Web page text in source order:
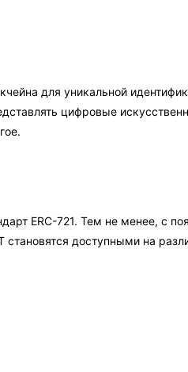
для уникальной
цифровые
ERC-721. Тем не менее, с
становятся доступными на